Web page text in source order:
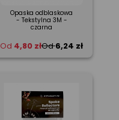
Opaska odblaskowa
- Tekstylna 3M -
czarna
Od 4,80 złOd6,24 zł